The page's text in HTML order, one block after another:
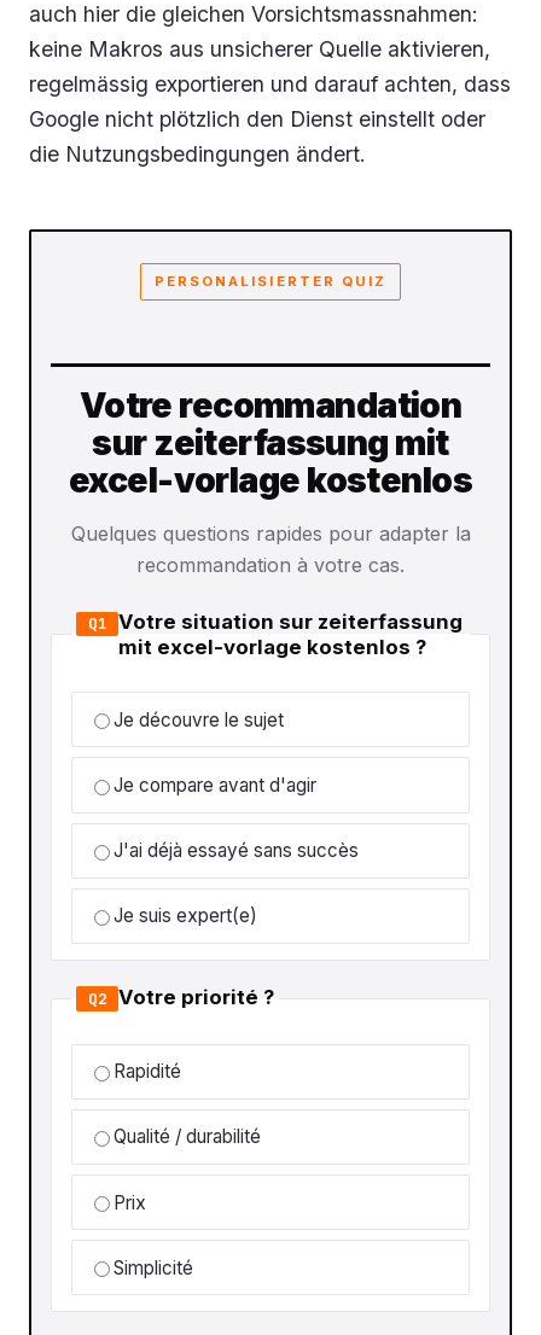
auch hier die gleichen Vorsichtsmassnahmen:
keine Makros aus unsicherer Quelle aktivieren,
regelmässig exportieren und darauf achten, dass
Google nicht plötzlich den Dienst einstellt oder
die Nutzungsbedingungen ändert.
PERSONALISIERTER QUIZ
Votre recommandation
sur zeiterfassung mit
excel-vorlage kostenlos
Quelques questions rapides pour adapter la
recommandation à votre cas.
Q1 Votre situation sur zeiterfassung
mit excel-vorlage kostenlos ?
Je découvre le sujet
Je compare avant d'agir
J'ai déjà essayé sans succès
Je suis expert(e)
Q2 Votre priorité ?
Rapidité
Qualité / durabilité
Prix
Simplicité